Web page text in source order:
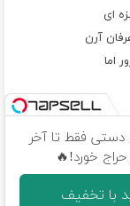
ای
آرن
اما
فقط تا آخر
حراج خورد!🔥
با تخفیف